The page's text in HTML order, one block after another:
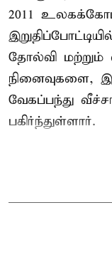
2011
தோல்வி மற்றும்
நினைவுகளை,
வேகப்பந்து
பகிர்ந்துள்ளார்.